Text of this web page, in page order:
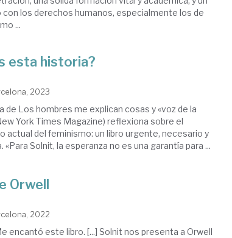
los derechos humanos, especialmente los de
...
esta historia?
2023
de Los hombres me explican cosas y «voz de la
York Times Magazine) reflexiona sobre el
actual del feminismo: un libro urgente, necesario y
«Para Solnit, la esperanza no es una garantía para ...
Orwell
2022
encantó este libro. [...] Solnit nos presenta a Orwell